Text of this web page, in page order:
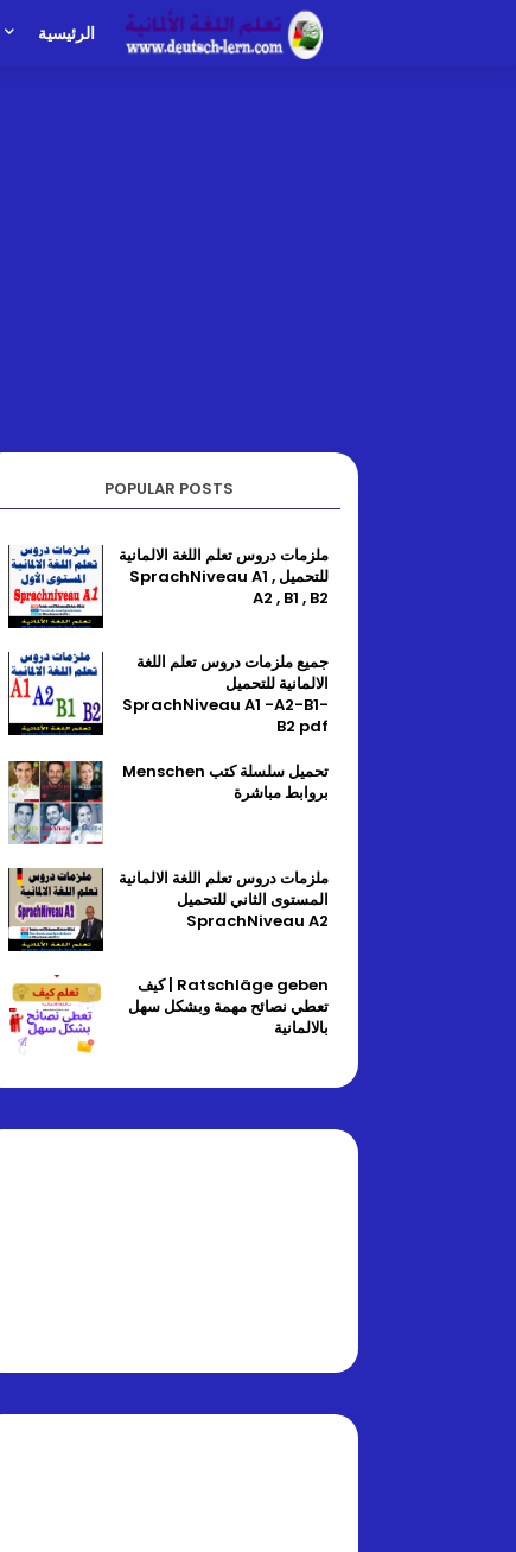
الرئيسية
POPULAR POSTS
ملزمات دروس تعلم اللغة الالمانية
للتحميل SprachNiveau A1 ,
A2 , B1 , B2
جميع ملزمات دروس تعلم اللغة
الالمانية للتحميل
SprachNiveau A1 -A2-B1-
B2 pdf
تحميل سلسلة كتب Menschen
بروابط مباشرة
ملزمات دروس تعلم اللغة الالمانية
المستوى الثاني للتحميل
SprachNiveau A2
Ratschläge geben | كيف
تعطي نصائح مهمة وبشكل سهل
بالالمانية